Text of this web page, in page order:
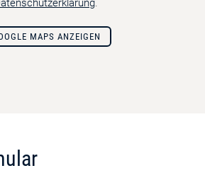
.
MAPS ANZEIGEN